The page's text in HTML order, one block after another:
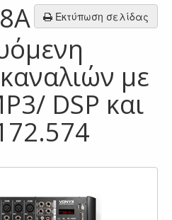
Εκτύπωση σελίδας
με
DSP και